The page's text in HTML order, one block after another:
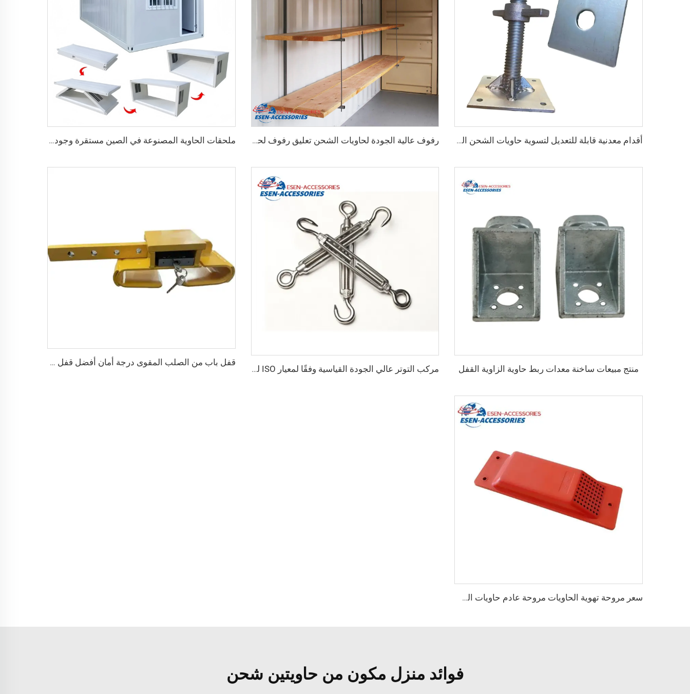
أقدام معدنية قابلة للتعديل لتسوية حاويات الشحن الثقيلة من 75 مم حتى 260 مم بسعة تحمل 12000 كجم رفوف عالية الجودة لحاويات الشحن تعليق رفوف لحاويات الشحن البحرية ملحقات الحاوية المصنوعة في الصين مستقرة وجودتها عالية، منزل حاوية قابل للطي مسبقاً
منتج مبيعات ساخنة معدات ربط حاوية الزاوية القفل مركب التوتر عالي الجودة القياسية وفقًا لمعيار ISO للحاويات
قفل باب من الصلب المقوى درجة أمان أفضل قفل شحن حاوية مع 4 مفاتيح
سعر مروحة تهوية الحاويات مروحة عادم حاويات الشحن
فوائد منزل مكون من حاويتين شحن